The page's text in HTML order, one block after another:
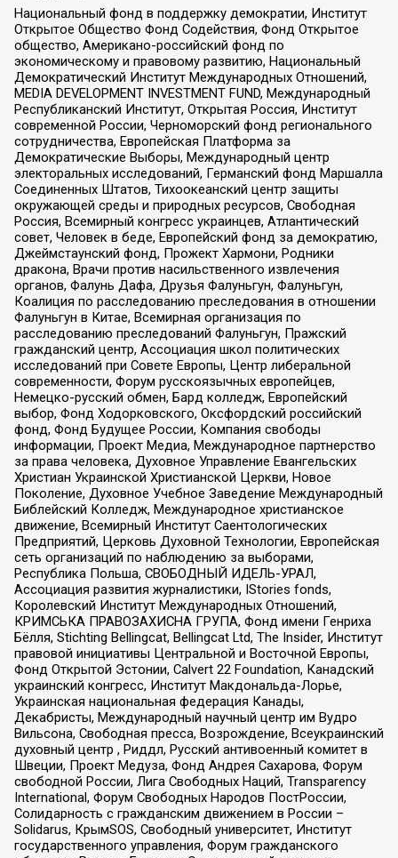
Национальный фонд в поддержку демократии, Институт
Открытое Общество Фонд Содействия, Фонд Открытое
общество, Американо-российский фонд по
экономическому и правовому развитию, Национальный
Демократический Институт Международных Отношений,
MEDIA DEVELOPMENT INVESTMENT FUND, Международный
Республиканский Институт, Открытая Россия, Институт
современной России, Черноморский фонд регионального
сотрудничества, Европейская Платформа за
Демократические Выборы, Международный центр
электоральных исследований, Германский фонд Маршалла
Соединенных Штатов, Тихоокеанский центр защиты
окружающей среды и природных ресурсов, Свободная
Россия, Всемирный конгресс украинцев, Атлантический
совет, Человек в беде, Европейский фонд за демократию,
Джеймстаунский фонд, Прожект Хармони, Родники
дракона, Врачи против насильственного извлечения
органов, Фалунь Дафа, Друзья Фалуньгун, Фалуньгун,
Коалиция по расследованию преследования в отношении
Фалуньгун в Китае, Всемирная организация по
расследованию преследований Фалуньгун, Пражский
гражданский центр, Ассоциация школ политических
исследований при Совете Европы, Центр либеральной
современности, Форум русскоязычных европейцев,
Немецко-русский обмен, Бард колледж, Европейский
выбор, Фонд Ходорковского, Оксфордский российский
фонд, Фонд Будущее России, Компания свободы
информации, Проект Медиа, Международное партнерство
за права человека, Духовное Управление Евангельских
Христиан Украинской Христианской Церкви, Новое
Поколение, Духовное Учебное Заведение Международный
Библейский Колледж, Международное христианское
движение, Всемирный Институт Саентологических
Предприятий, Церковь Духовной Технологии, Европейская
сеть организаций по наблюдению за выборами,
Республика Польша, СВОБОДНЫЙ ИДЕЛЬ-УРАЛ,
Ассоциация развития журналистики, IStories fonds,
Королевский Институт Международных Отношений,
КРИМСЬКА ПРАВОЗАХИСНА ГРУПА, Фонд имени Генриха
Бёлля, Stichting Bellingcat, Bellingcat Ltd, The Insider, Институт
правовой инициативы Центральной и Восточной Европы,
Фонд Открытой Эстонии, Calvert 22 Foundation, Канадский
украинский конгресс, Институт Макдональда-Лорье,
Украинская национальная федерация Канады,
Декабристы, Международный научный центр им Вудро
Вильсона, Свободная пресса, Возрождение, Всеукраинский
духовный центр , Риддл, Русский антивоенный комитет в
Швеции, Проект Медуза, Фонд Андрея Сахарова, Форум
свободной России, Лига Свободных Наций, Transparеncy
International, Форум Свободных Народов ПостРоссии,
Солидарность с гражданским движением в России –
Solidarus, КрымSOS, Свободный университет, Институт
государственного управления, Форум гражданского